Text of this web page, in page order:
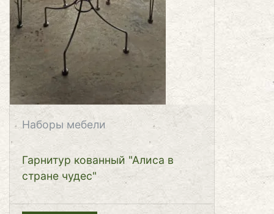
Наборы мебели
Гарнитур кованный "Алиса в
стране чудес"